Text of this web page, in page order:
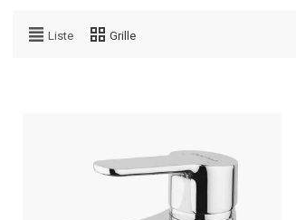
Liste Grille